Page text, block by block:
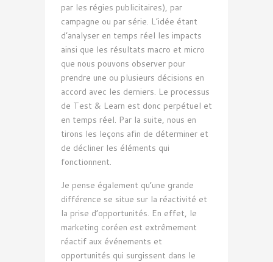
par les régies publicitaires), par
campagne ou par série. L’idée étant
d’analyser en temps réel les impacts
ainsi que les résultats macro et micro
que nous pouvons observer pour
prendre une ou plusieurs décisions en
accord avec les derniers. Le processus
de Test & Learn est donc perpétuel et
en temps réel. Par la suite, nous en
tirons les leçons afin de déterminer et
de décliner les éléments qui
fonctionnent.
Je pense également qu’une grande
différence se situe sur la réactivité et
la prise d’opportunités. En effet, le
marketing coréen est extrêmement
réactif aux événements et
opportunités qui surgissent dans le